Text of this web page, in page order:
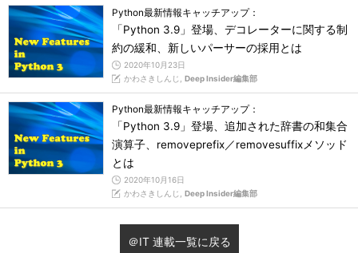
Python最新情報キャッチアップ：
「Python 3.9」登場、デコレーターに関する制
約の緩和、新しいパーサーの採用とは
2020年10月23日
かわさきしんじ, Deep Insider編集部
Python最新情報キャッチアップ：
「Python 3.9」登場、追加された辞書の和集合
演算子、removeprefix／removesuffixメソッド
とは
2020年10月16日
かわさきしんじ, Deep Insider編集部
＠IT 連載一覧に戻る